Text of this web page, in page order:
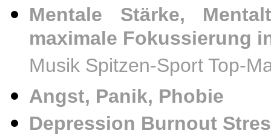
Mentale Stärke,
maximale Fokussierung
Musik Spitzen-Sport Top-
Angst, Panik, Phobie
Depression Burnout